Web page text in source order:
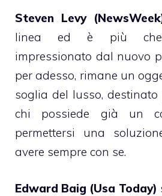
Steven Levy
linea ed è più che
impressionato dal nuovo
per adesso, rimane un
soglia del lusso,
chi possiede già un
permettersi una
avere sempre con se.
Edward Baig (Usa Today)